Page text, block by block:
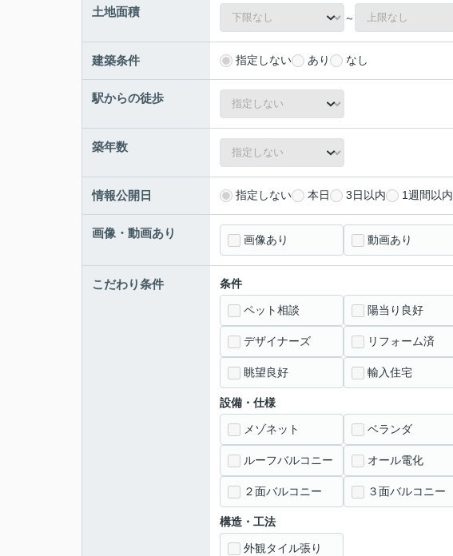
土地面積 ～
建築条件 指定しない あり なし
駅からの徒歩
築年数
情報公開日 指定しない 本日 3日以内 1週間以内
画像・動画あり 画像あり 動画あり
こだわり条件 条件
ペット相談 陽当り良好
デザイナーズ リフォーム済
眺望良好 輸入住宅
設備・仕様
メゾネット ベランダ
ルーフバルコニー オール電化
２面バルコニー ３面バルコニー
構造・工法
外観タイル張り